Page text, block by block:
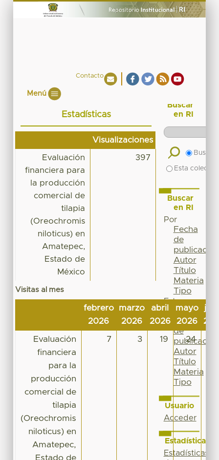
Contacto
Menú
Estadísticas
Visualizaciones
Evaluación
financiera para
la producción
comercial de
tilapia
(Oreochromis
niloticus) en
Amatepec,
Estado de
México
397
Visitas al mes
febrero
2026
marzo
2026
abril
2026
mayo
2026
Evaluación
financiera
para la
producción
comercial de
tilapia
(Oreochromis
niloticus) en
Amatepec,
Estado de
7 3 19 24
Buscar
en RI
Buscar
Esta
Buscar
en RI
Por
Fecha
de
publicación
Autor
Título
Materia
Tipo
Esta
colección
Fecha
de
publicación
Autor
Título
Materia
Tipo
Usuario
Acceder
Estadísticas
Estadísticas